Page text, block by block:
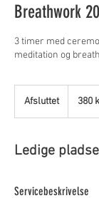
Breathwork
3 timer med
meditation og
AfsluttetA
f
u
e
danske
kroner
380
Ledige
Servicebeskrivelse